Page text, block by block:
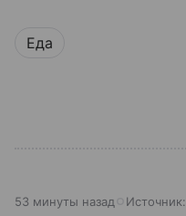
Еда
53 минуты назад Источник: